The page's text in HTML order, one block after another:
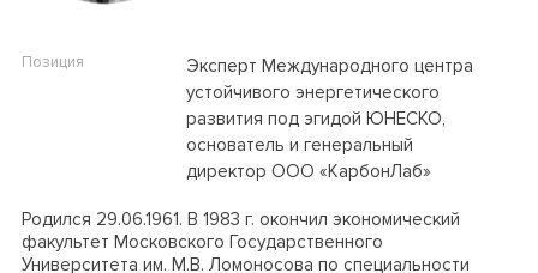
Родился 29.06.1961. В 1983 г. окончил экономический
факультет Московского Государственного
Университета им. М.В. Ломоносова по специальности
Позиция
Эксперт Международного центра
устойчивого энергетического
развития под эгидой ЮНЕСКО,
основатель и генеральный
директор ООО «КарбонЛаб»